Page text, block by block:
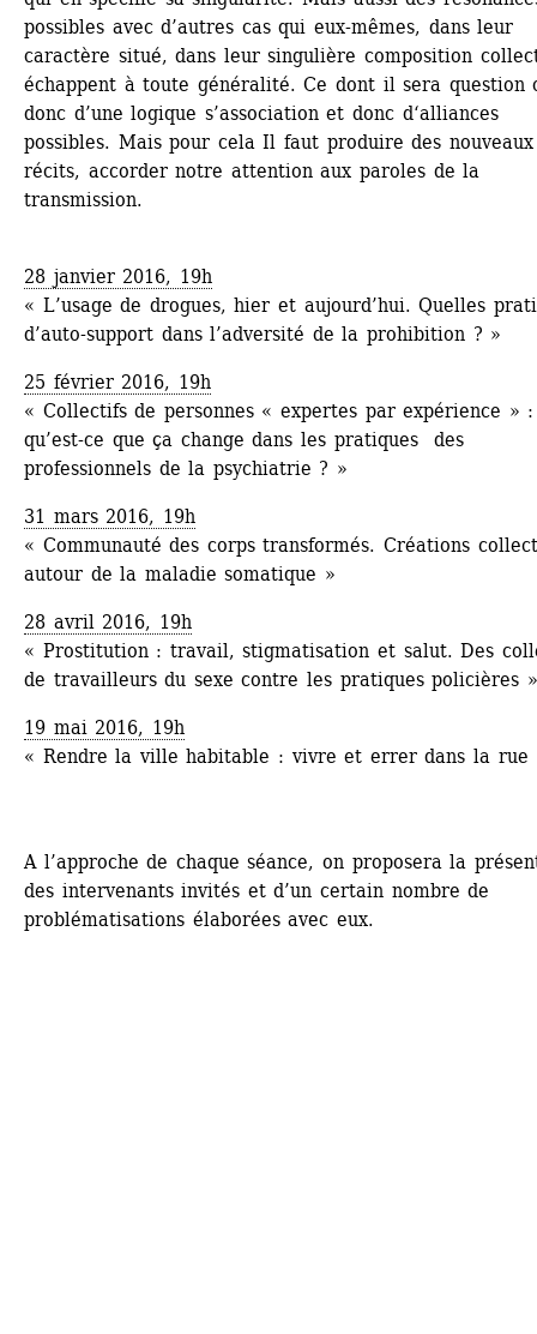
possibles avec d’autres cas qui eux-mêmes, dans leur
caractère situé, dans leur singulière composition
échappent à toute généralité. Ce dont il sera question
donc d’une logique s’association et donc d‘alliances
possibles. Mais pour cela Il faut produire des nouveaux
récits, accorder notre attention aux paroles de la
transmission.
28 janvier 2016, 19h
« L’usage de drogues, hier et aujourd’hui. Quelles
d’auto-support dans l’adversité de la prohibition ? »
25 février 2016, 19h
« Collectifs de personnes « expertes par expérience » :
qu’est-ce que ça change dans les pratiques des
professionnels de la psychiatrie ? »
31 mars 2016, 19h
« Communauté des corps transformés. Créations
autour de la maladie somatique »
28 avril 2016, 19h
« Prostitution : travail, stigmatisation et salut. Des
de travailleurs du sexe contre les pratiques policières »
19 mai 2016, 19h
« Rendre la ville habitable : vivre et errer dans la rue
A l’approche de chaque séance, on proposera la
des intervenants invités et d’un certain nombre de
problématisations élaborées avec eux.